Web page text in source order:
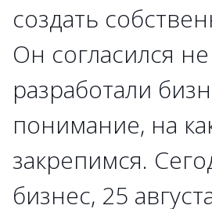
создать
Он согласился
разработали
понимание, на
закрепимся.
бизнес, 25